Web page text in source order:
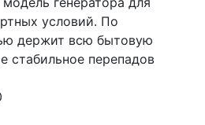
условий. По
держит всю бытовую
стабильное перепадов